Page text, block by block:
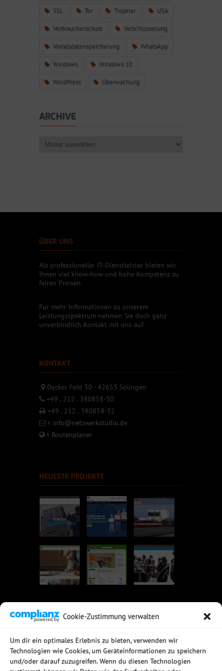
Cookie-Zustimmung verwalten
Um dir ein optimales Erlebnis zu bieten, verwenden wir
Technologien wie Cookies, um Geräteinformationen zu speichern
und/oder darauf zuzugreifen. Wenn du diesen Technologien
SSL Tor Trojaner USA
Verbraucherschutz Verschlüsselung
Vorratsdatenspeicherung WhatsApp
Windows Windows 10
WordPress Überwachung
ARCHIVE
ÜBER UNS
Als professioneller IT-Dienstleister bieten wir
Ihnen viel know-how und hohe Kompetenz zu
fairen Preisen.
Für mehr Informationen zu unserem
Leistungsspektrum nehmen Sie doch ganz
unverbindlich Kontakt mit uns auf.
KONTAKT
Dycker Feld 30 - 42653 Solingen
+49 . 212 . 380858-30
+49 . 212 . 380858-32
info@netzwerkstudio.de
Routenplaner
NEUESTE PROJEKTE
Rechtssichere Email-Archivierung
MDaemon Mail- & Groupwareserver